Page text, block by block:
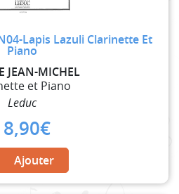
Lapis Lazuli Clarinette Et
Piano
JEAN-MICHEL
et Piano
Leduc
€
Ajouter